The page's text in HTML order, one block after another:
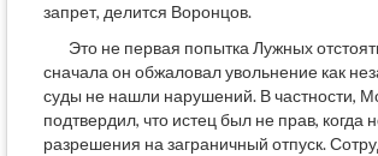
запрет, делится Воронцов.
Это не первая попытка Лужных
сначала он обжаловал увольнение как
суды не нашли нарушений. В частности,
подтвердил, что истец был не прав, когда
разрешения на заграничный отпуск.